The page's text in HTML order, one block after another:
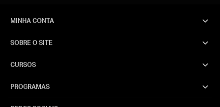
MINHA CONTA
SOBRE O SITE
CURSOS
PROGRAMAS